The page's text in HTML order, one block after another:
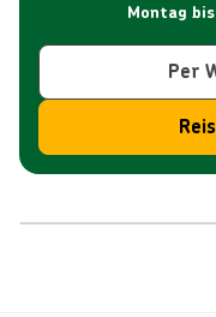
Montag
Per
Reiseroute